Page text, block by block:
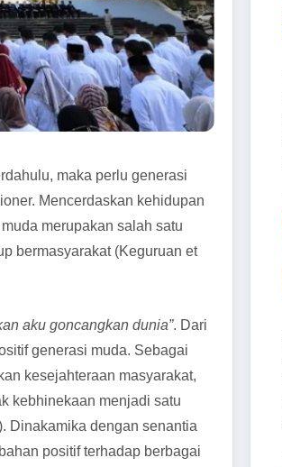
maka perlu generasi
Mencerdaskan kehidupan
merupakan salah satu
bermasyarakat (Keguruan et
aku goncangkan dunia”. Dari
generasi muda. Sebagai
kesejahteraan masyarakat,
kebhinekaan menjadi satu
Dinakamika dengan senantia
positif terhadap berbagai